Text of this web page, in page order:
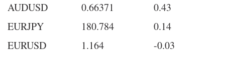
AUDUSD 0.66371
0.43
EURJPY
180.784
0.14
EURUSD
1.164
-0.03